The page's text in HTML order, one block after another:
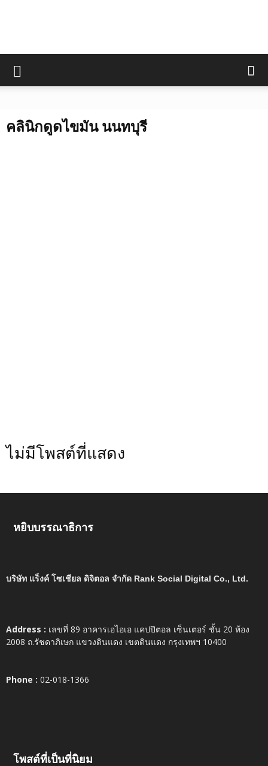
คลินิกดูดไขมัน นนทบุรี
ไม่มีโพสต์ที่แสดง
หยิบบรรณาธิการ
บริษัท แร็งค์ โซเชียล ดิจิตอล จำกัด Rank Social Digital Co., Ltd.
Address : เลขที่ 89 อาคารเอไอเอ แคปปิตอล เซ็นเตอร์ ชั้น 20 ห้อง
2008 ถ.รัชดาภิเษก แขวงดินแดง เขตดินแดง กรุงเทพฯ 10400
Phone : 02-018-1366
โพสต์ที่เป็นที่นิยม